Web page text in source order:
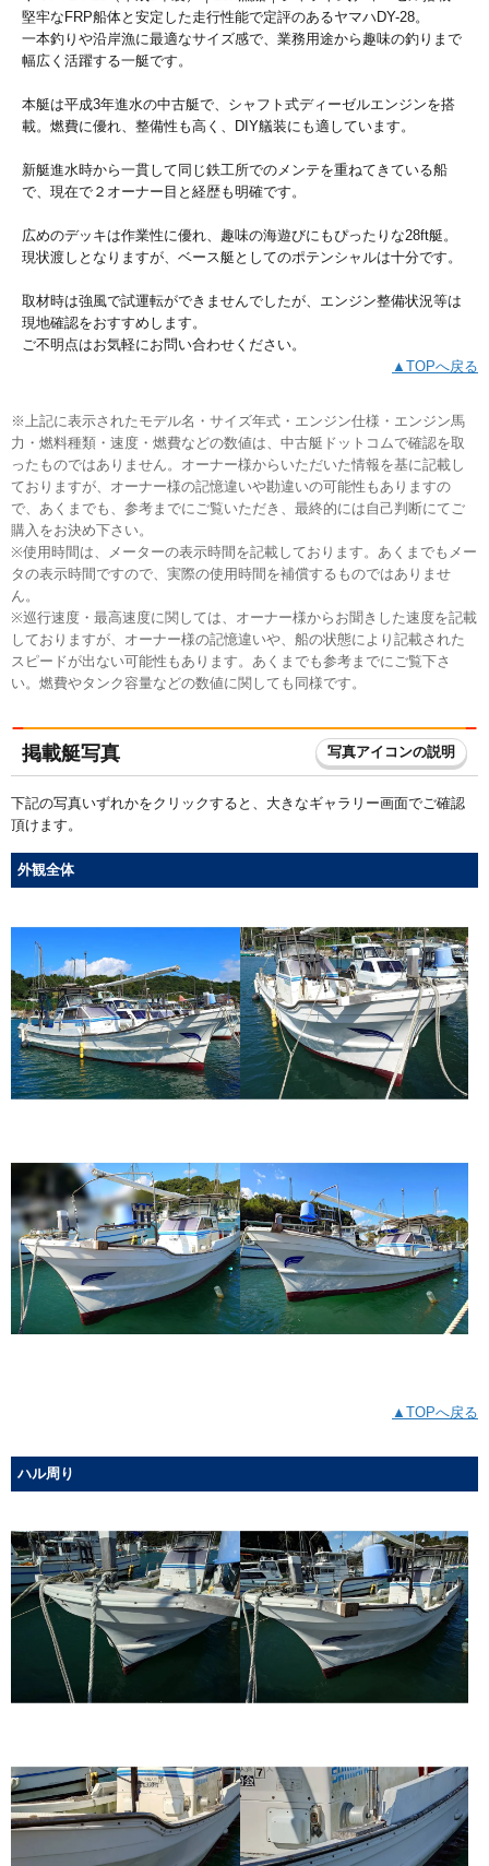
堅牢なFRP船体と安定した走行性能で定評のあるヤマハDY-28。
一本釣りや沿岸漁に最適なサイズ感で、業務用途から趣味の釣りまで
幅広く活躍する一艇です。
本艇は平成3年進水の中古艇で、シャフト式ディーゼルエンジンを搭
載。燃費に優れ、整備性も高く、DIY艤装にも適しています。
新艇進水時から一貫して同じ鉄工所でのメンテを重ねてきている船
で、現在で２オーナー目と経歴も明確です。
広めのデッキは作業性に優れ、趣味の海遊びにもぴったりな28ft艇。
現状渡しとなりますが、ベース艇としてのポテンシャルは十分です。
取材時は強風で試運転ができませんでしたが、エンジン整備状況等は
現地確認をおすすめします。
ご不明点はお気軽にお問い合わせください。
▲TOPへ戻る
※上記に表示されたモデル名・サイズ年式・エンジン仕様・エンジン馬
力・燃料種類・速度・燃費などの数値は、中古艇ドットコムで確認を取
ったものではありません。オーナー様からいただいた情報を基に記載し
ておりますが、オーナー様の記憶違いや勘違いの可能性もありますの
で、あくまでも、参考までにご覧いただき、最終的には自己判断にてご
購入をお決め下さい。
※使用時間は、メーターの表示時間を記載しております。あくまでもメー
タの表示時間ですので、実際の使用時間を補償するものではありませ
ん。
※巡行速度・最高速度に関しては、オーナー様からお聞きした速度を記載
しておりますが、オーナー様の記憶違いや、船の状態により記載された
スピードが出ない可能性もあります。あくまでも参考までにご覧下さ
い。燃費やタンク容量などの数値に関しても同様です。
掲載艇写真 写真アイコンの説明
下記の写真いずれかをクリックすると、大きなギャラリー画面でご確認
頂けます。
外観全体
▲TOPへ戻る
ハル周り